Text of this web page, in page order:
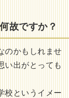
故ですか？
のかもしれませ
い出がとっても
校というイメー